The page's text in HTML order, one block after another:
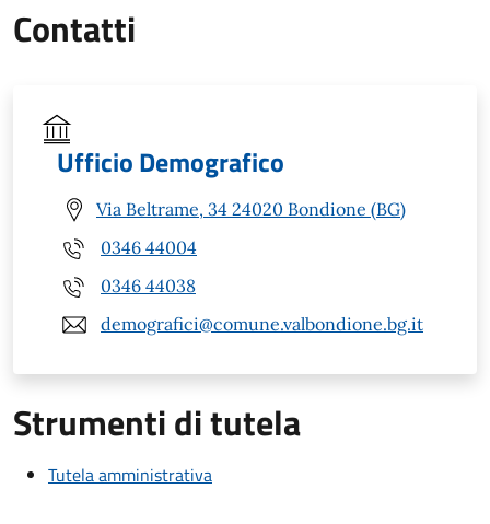
Contatti
Ufficio Demografico
Via Beltrame, 34 24020 Bondione (BG)
0346 44004
0346 44038
demografici@comune.valbondione.bg.it
Strumenti di tutela
Tutela amministrativa